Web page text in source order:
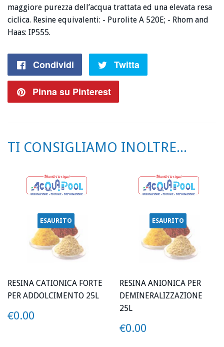
maggiore purezza dell’acqua trattata ed una elevata resa
ciclica. Resine equivalenti: - Purolite A 520E; - Rhom and
Haas: IP555.
Condividi
Condividi
su
Twitta
Pinna su Pinterest
TI CONSIGLIAMO INOLTRE...
ESAURITO
RESINA CATIONICA FORTE
PER ADDOLCIMENTO 25L
PREZZO
€0.00
ESAURITO
RESINA ANIONICA PER
DEMINERALIZZAZIONE
25L
PREZZO
€0.00